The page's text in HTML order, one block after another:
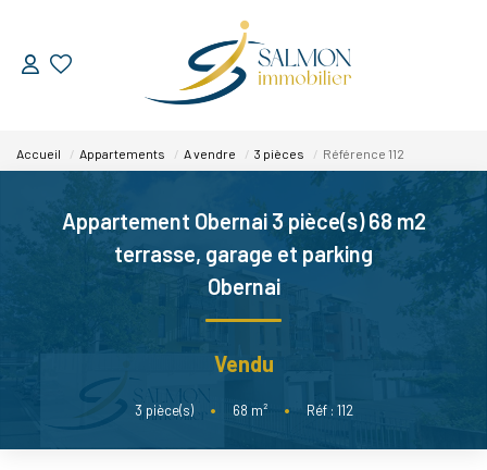
ESTIMER
VENDRE
Nos Services
Nos Réussites
LOUER
Accueil Appartements A vendre 3 pièces Référence 112
Appartement Obernai 3 pièce(s) 68 m2
terrasse, garage et parking
Obernai
Vendu
3 pièce(s) • 68 m² • Réf : 112